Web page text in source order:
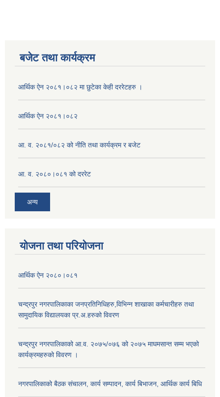
बजेट तथा कार्यक्रम
आर्थिक ऐन २०८१।०८२ मा छुटेका केही दररेटहरु ।
आर्थिक ऐन २०८१।०८२
आ. व. २०८१/०८२ को नीति तथा कार्यक्रम र बजेट
आ. व. २०८०।०८१ को दररेट
अन्य
योजना तथा परियोजना
आर्थिक ऐन २०८०।०८१
चन्द्रपुर नगरपालिकाका जनप्रतिनिधिहरु,विभिन्न शाखाका कर्मचारीहरु तथा
सामुदायिक विद्यालयका प्र.अ.हरुको विवरण
चन्द्रपुर नगरपालिकाको आ.व. २०७५/०७६ को २०७५ माघमसान्त सम्म भएको
कार्यक्रमहरुको विवरण ।
नगरपालिकाको बैठक संचालन, कार्य सम्पादन, कार्य बिभाजन, आर्थिक कार्य बिधि